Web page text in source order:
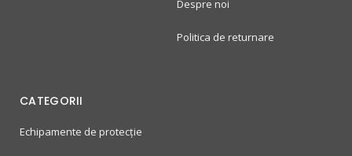
Despre noi
Politica de returnare
CATEGORII
Echipamente de protecție